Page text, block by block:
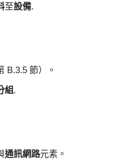
至設備.
B.3.5 節）。
組.
通訊網路元素。